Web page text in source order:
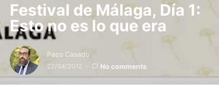
Festival de Málaga, Día 1:
Esto no es lo que era
Paco Casado
22/04/2012 No comments